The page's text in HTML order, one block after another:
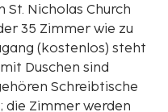
St. Nicholas Church
35 Zimmer wie zu
(kostenlos) steht
Duschen sind
Schreibtische
die Zimmer werden